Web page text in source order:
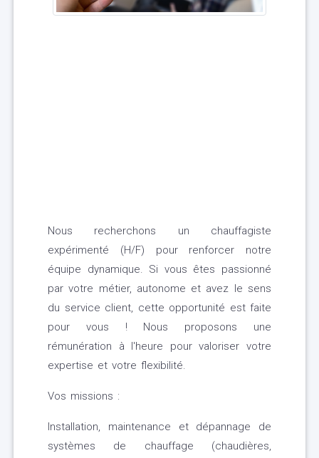
Nous recherchons un chauffagiste
expérimenté (H/F) pour renforcer notre
équipe dynamique. Si vous êtes passionné
par votre métier, autonome et avez le sens
du service client, cette opportunité est faite
pour vous ! Nous proposons une
rémunération à l'heure pour valoriser votre
expertise et votre flexibilité.
Vos missions :
Installation, maintenance et dépannage de
systèmes de chauffage (chaudières,